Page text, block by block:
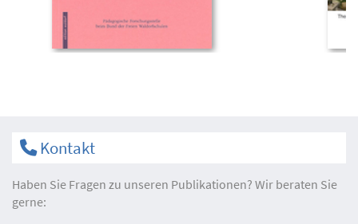
Kontakt
Haben Sie Fragen zu unseren Publikationen? Wir beraten Sie
gerne: